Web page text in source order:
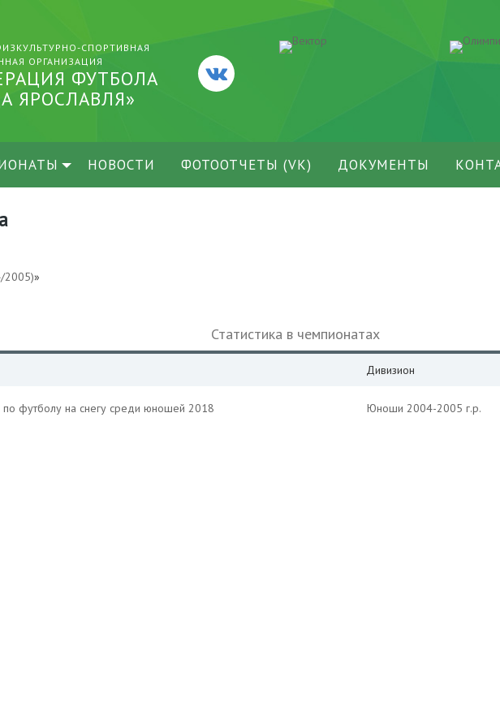
СПОРТИВНАЯ
ОРГАНИЗАЦИЯ
ФУТБОЛА
ЯРОСЛАВЛЯ»
НОВОСТИ ФОТООТЧЕТЫ (VK) ДОКУМЕНТЫ
2005)»
Статистика в чемпионатах
Дивизион
по футболу на снегу среди юношей 2018 Юноши 2004-2005 г.р.